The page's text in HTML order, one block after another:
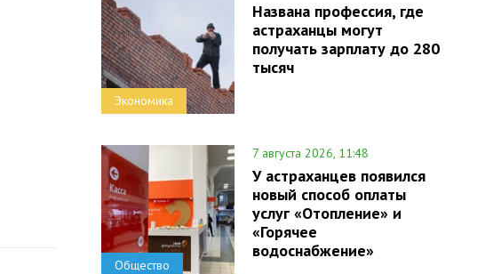
Экономика
Названа профессия, где
астраханцы могут
получать зарплату до 280
тысяч
Общество
7 августа 2026, 11:48
У астраханцев появился
новый способ оплаты
услуг «Отопление» и
«Горячее
водоснабжение»